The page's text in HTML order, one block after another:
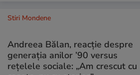
Stiri Mondene
Andreea Bălan, reacție despre
generația anilor ’90 versus
rețelele sociale: „Am crescut cu